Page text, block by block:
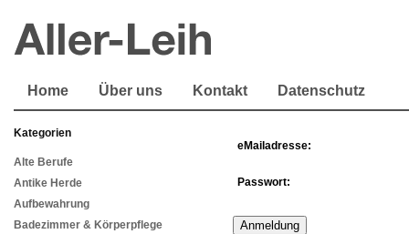
Home Über uns Kontakt Datenschutz
Kategorien
Alte Berufe
Antike Herde
Aufbewahrung
Badezimmer & Körperpflege
eMailadresse:
Passwort: